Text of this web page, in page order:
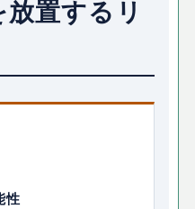
置するリ
性